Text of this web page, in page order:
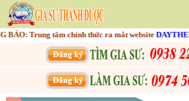
Trung tâm chính thức ra mắt website